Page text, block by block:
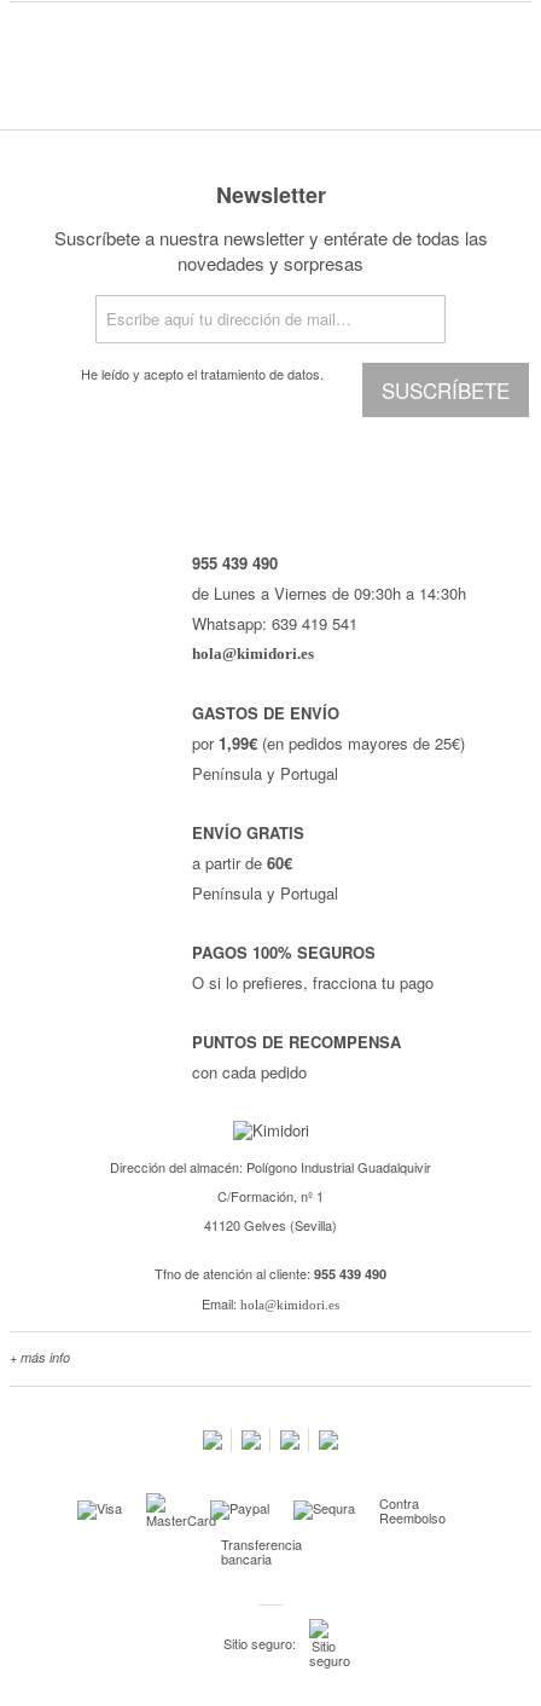
Newsletter
Suscríbete a nuestra newsletter y entérate de todas las
novedades y sorpresas
SUSCRÍBETE
He leído y acepto eltratamiento de datos.
955 439 490
de Lunes a Viernes de 09:30h a 14:30h
Whatsapp: 639 419 541
hola@kimidori.es
GASTOS DE ENVÍO
por 1,99€ (en pedidos mayores de 25€)
Península y Portugal
ENVÍO GRATIS
a partir de60€
Península y Portugal
PAGOS 100% SEGUROS
O si lo prefieres, fracciona tu pago
PUNTOS DE RECOMPENSA
con cada pedido
Dirección del almacén: Polígono Industrial Guadalquivir
C/Formación, nº 1
41120 Gelves (Sevilla)
Tfno de atención al cliente: 955 439 490
Email: hola@kimidori.es
+ más info
Kimidori PRINT, nuestro servicio de impresión de fotos Contra
Reembolso
Transferencia
bancaria
Sitio seguro: